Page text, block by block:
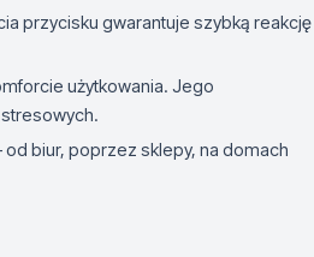
przycisku gwarantuje szybką reakcję
użytkowania. Jego
stresowych.
biur, poprzez sklepy, na domach